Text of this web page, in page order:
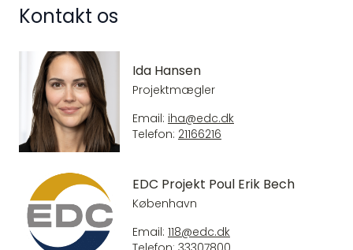
Kontakt os
Ida Hansen
Projektmægler
Email: iha@edc.dk
Telefon: 21166216
EDC Projekt Poul Erik Bech
København
Email: 118@edc.dk